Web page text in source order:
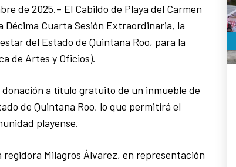
de 2025.– El Cabildo de Playa del Carmen
Décima Cuarta Sesión Extraordinaria, la
del Estado de Quintana Roo, para la
de Artes y Oficios).
a título gratuito de un inmueble de
de Quintana Roo, lo que permitirá el
playense.
Milagros Álvarez, en representación